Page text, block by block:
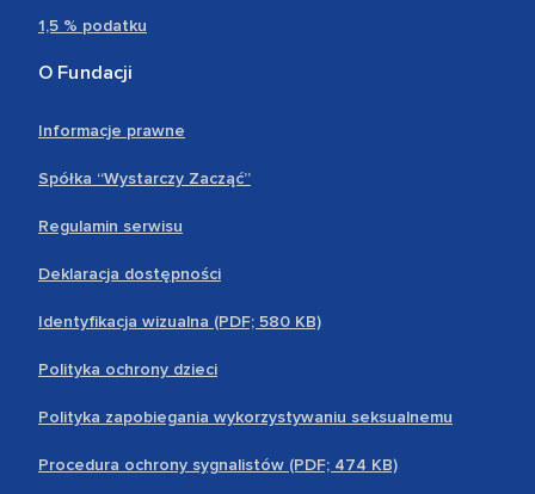
1,5 % podatku
O Fundacji
Informacje prawne
Spółka “Wystarczy Zacząć”
Regulamin serwisu
Deklaracja dostępności
Identyfikacja wizualna (PDF; 580 KB)
Polityka ochrony dzieci
Polityka zapobiegania wykorzystywaniu seksualnemu
Procedura ochrony sygnalistów (PDF; 474 KB)